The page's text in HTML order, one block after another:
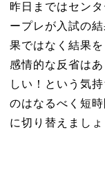
昨日まではセン
ープレが入試の
果ではなく結果
感情的な反省は
しい！という気
のはなるべく短
に切り替えましょ